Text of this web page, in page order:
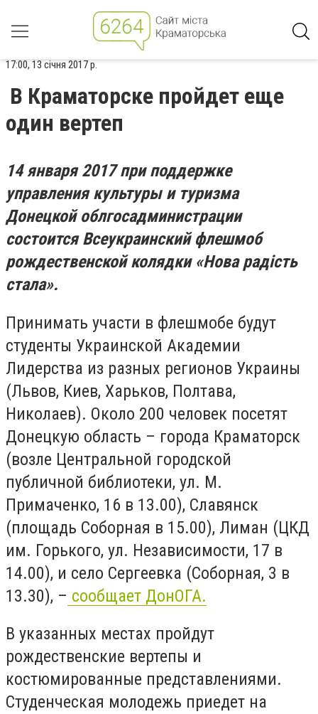
17:00, 13 січня 2017 р.
В Краматорске пройдет еще
один вертеп
14 января 2017 при поддержке
управления культуры и туризма
Донецкой облгосадминистрации
состоится Всеукраинский флешмоб
рождественской колядки «Нова радість
стала».
Принимать участи в флешмобе будут
студенты Украинской Академии
Лидерства из разных регионов Украины
(Львов, Киев, Харьков, Полтава,
Николаев). Около 200 человек посетят
Донецкую область – города Краматорск
(возле Центральной городской
публичной библиотеки, ул. М.
Примаченко, 16 в 13.00), Славянск
(площадь Соборная в 15.00), Лиман (ЦКД
им. Горького, ул. Независимости, 17 в
14.00), и село Сергеевка (Соборная, 3 в
13.30), – сообщает ДонОГА.
В указанных местах пройдут
рождественские вертепы и
костюмированные представлениями.
Студенческая молодежь приедет на